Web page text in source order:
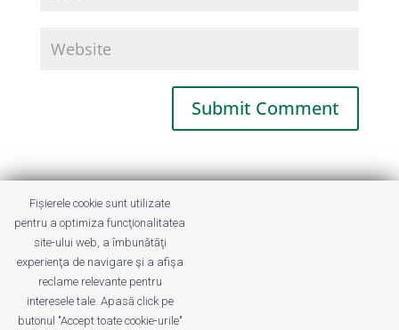
This site uses Akismet to reduce spam.
Learn how your comment data is
processed.
Fișierele cookie sunt utilizate
pentru a optimiza funcţionalitatea
site-ului web, a îmbunătăţi
experienţa de navigare şi a afişa
reclame relevante pentru
interesele tale. Apasă click pe
butonul "Accept toate cookie-urile"